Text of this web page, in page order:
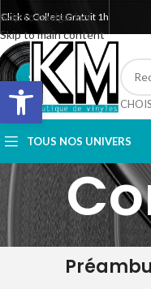
Ouvrir la barre d’outils
Skip to navigation
Skip to main content
Click & Collect Gratuit 1h
TOUS NOS UNIVERS